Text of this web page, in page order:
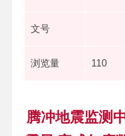
文号
浏览量 110
腾冲地震监测